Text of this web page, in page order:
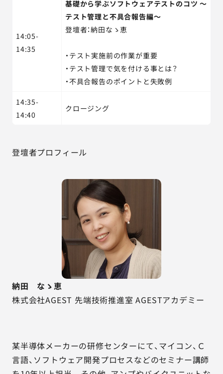
14:05-
14:35
基礎から学ぶソフトウェアテストのコツ ～
テスト管理と不具合報告編～
登壇者：納田なゝ恵
・テスト実施前の作業が重要
・テスト管理で気を付ける事とは？
・不具合報告のポイントと失敗例
14:35-
14:40
クロージング
登壇者プロフィール
納田 なゝ恵
株式会社AGEST 先端技術推進室 AGESTアカデミー
某半導体メーカーの研修センターにて、マイコン、Ｃ
言語、ソフトウェア開発プロセスなどのセミナー講師